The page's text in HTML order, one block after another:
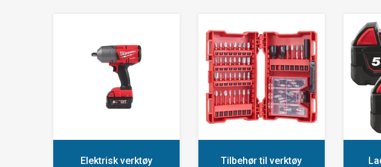
Elektrisk verktøy Tilbehør til verktøy